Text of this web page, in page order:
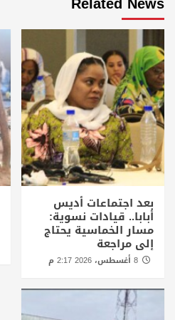
بعد اجتماعات أديس
أبابا.. قيادات نسوية:
مسار الخماسية يحتاج
إلى مراجعة